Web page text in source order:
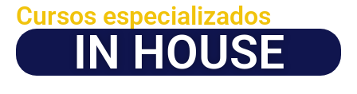
Cursos especializados
IN HOUSE